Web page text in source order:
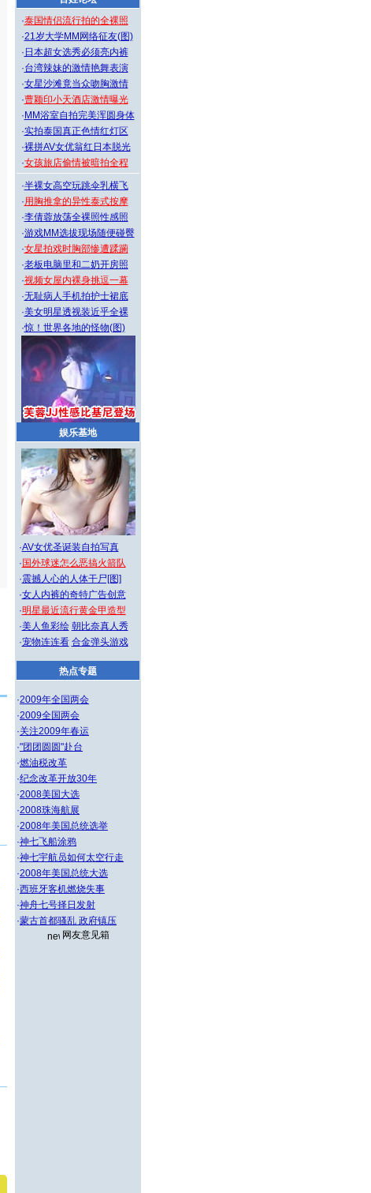
·泰国情侣流行拍的全裸照
·21岁大学MM网络征友(图)
· 日本超女选秀必须亮内裤
·台湾辣妹的激情艳舞表演
·女星沙滩竟当众吻胸激情
·曹颖印小天酒店激情曝光
· MM浴室自拍完美浑圆身体
·实拍泰国真正色情红灯区
·裸拼AV女优翁红日本脱光
·女孩旅店偷情被暗拍全程
·半裸女高空玩跳伞乳横飞
·用胸推拿的异性泰式按摩
·李倩蓉放荡全裸照性感照
·游戏MM选拔现场随便碰臀
·女星拍戏时胸部惨遭蹂躏
·老板电脑里和二奶开房照
·视频女屋内裸身挑逗一幕
·无耻病人手机拍护士裙底
·美女明星透视装近乎全裸
·惊！世界各地的怪物(图)
娱乐基地
·AV女优圣诞装自拍写真
· 国外球迷怎么恶搞火箭队
·震撼人心的人体干尸[图]
·女人内裤的奇特广告创意
·明星最近流行黄金甲造型
·美人鱼彩绘 朝比奈真人秀
·宠物连连看 合金弹头游戏
热点专题
·2009年全国两会
·2009全国两会
·关注2009年春运
·"团团圆圆"赴台
·燃油税改革
·纪念改革开放30年
·2008美国大选
·2008珠海航展
·2008年美国总统选举
·神七飞船涂鸦
·神七宇航员如何太空行走
·2008年美国总统大选
·西班牙客机燃烧失事
·神舟七号择日发射
·蒙古首都骚乱 政府镇压
网友意见箱